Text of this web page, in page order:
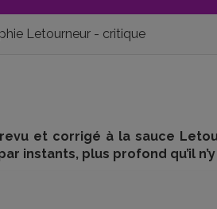
Letourneur - critique
et corrigé à la sauce
instants, plus profond qu’il